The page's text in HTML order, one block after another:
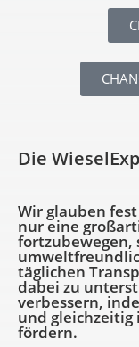
Die
Wir glauben
nur eine
fortzubewegen,
täglichen
dabei zu
verbessern,
und gleichzeitig
fördern.